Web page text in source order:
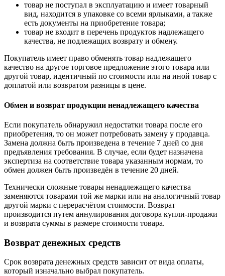
товар не поступал в эксплуатацию и имеет товарный
вид, находится в упаковке со всеми ярлыками, а также
есть документы на приобретение товара;
товар не входит в перечень продуктов надлежащего
качества, не подлежащих возврату и обмену.
Покупатель имеет право обменять товар надлежащего
качество на другое торговое предложение этого товара или
другой товар, идентичный по стоимости или на иной товар с
доплатой или возвратом разницы в цене.
Обмен и возврат продукции ненадлежащего качества
Если покупатель обнаружил недостатки товара после его
приобретения, то он может потребовать замену у продавца.
Замена должна быть произведена в течение 7 дней со дня
предъявления требования. В случае, если будет назначена
экспертиза на соответствие товара указанным нормам, то
обмен должен быть произведён в течение 20 дней.
Технически сложные товары ненадлежащего качества
заменяются товарами той же марки или на аналогичный товар
другой марки с перерасчётом стоимости. Возврат
производится путем аннулирования договора купли-продажи
и возврата суммы в размере стоимости товара.
Возврат денежных средств
Срок возврата денежных средств зависит от вида оплаты,
который изначально выбрал покупатель.